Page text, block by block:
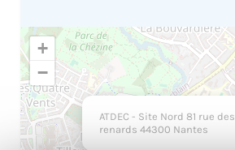
ATDEC - Site Nord 81 rue des
renards 44300 Nantes
+
−